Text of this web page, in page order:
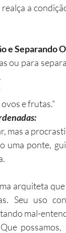
a
e Separando
ou para
e frutas."
mas a
uma ponte,
arquiteta
Seu uso
mal-